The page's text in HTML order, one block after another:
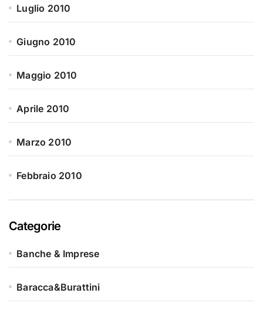
Luglio 2010
Giugno 2010
Maggio 2010
Aprile 2010
Marzo 2010
Febbraio 2010
Categorie
Banche & Imprese
Baracca&Burattini